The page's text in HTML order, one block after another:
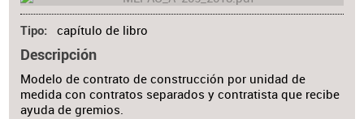
Tipo capítulo de libro
Descripción
Modelo de contrato de construcción por unidad de
medida con contratos separados y contratista que recibe
ayuda de gremios.